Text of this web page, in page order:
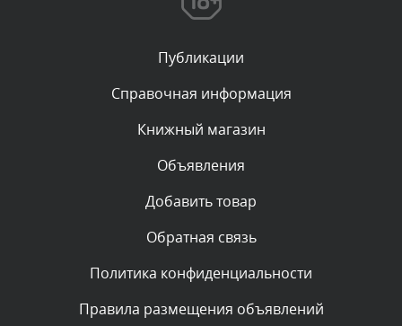
Комментарий проверяется
Текст комментария будет виден после проверки
администратором.
Комментарий проверяется
администратором.
Комментарий проверяется
администратором.
Публикации
Справочная информация
Книжный магазин
Объявления
Добавить товар
Обратная связь
Политика конфиденциальности
Правила размещения объявлений